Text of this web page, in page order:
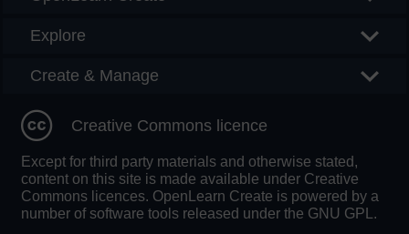
Explore
Create & Manage
Creative Commons licence
Except for third party materials and otherwise stated,
content on this site is made available under Creative
Commons licences. OpenLearn Create is powered by a
number of software tools released under the GNU GPL.